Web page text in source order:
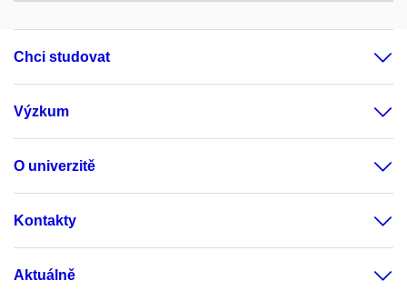
Chci studovat
Výzkum
O univerzitě
Kontakty
Aktuálně